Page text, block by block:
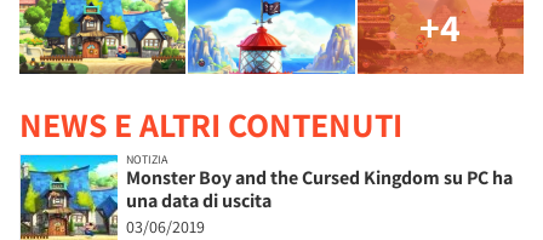
+4
NEWS E ALTRI CONTENUTI
NOTIZIA
Monster Boy and the Cursed Kingdom su PC ha
una data di uscita
03/06/2019